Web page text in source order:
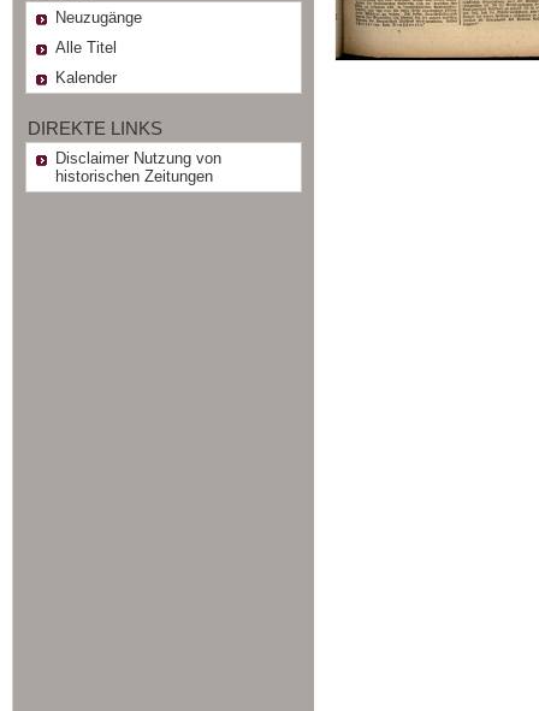
Neuzugänge
Alle Titel
Kalender
DIREKTE LINKS
Disclaimer Nutzung von
historischen Zeitungen